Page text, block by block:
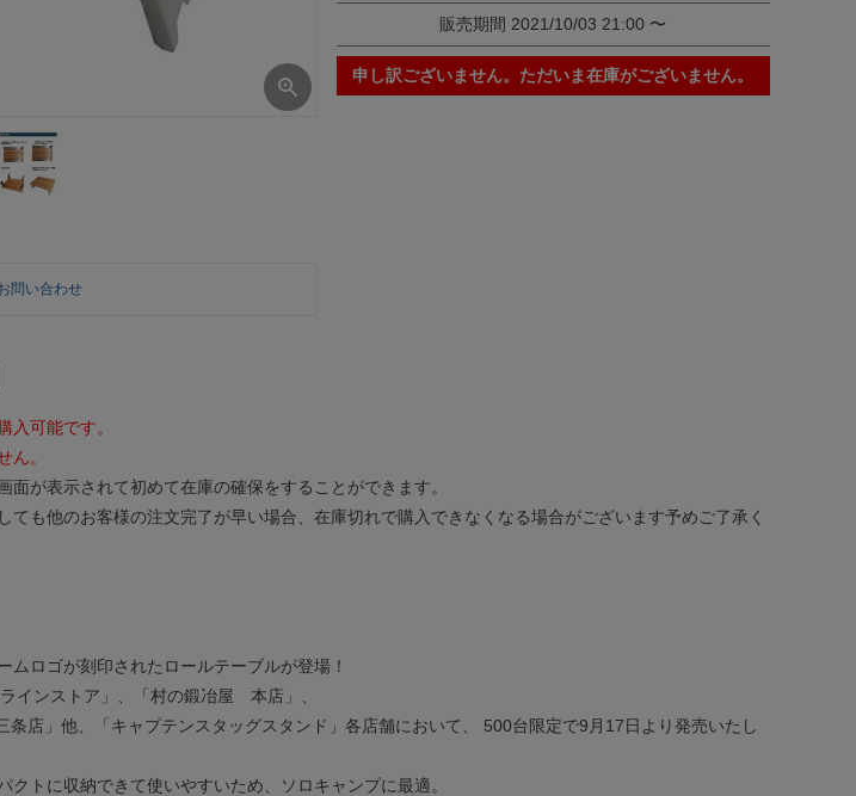
問い合わせ
販売期間 2021/10/03 21:00 〜
申し訳ございません。ただいま在庫がございません。
入可能です。
ん。
が表示されて初めて在庫の確保をすることができます。
も他のお客様の注文完了が早い場合、在庫切れで購入できなくなる場合がございます予めご了承く
ムロゴが刻印されたロールテーブルが登場！
インストア」、「村の鍛冶屋 本店」、
条店」他、「キャプテンスタッグスタンド」各店舗において、 500台限定で9月17日より発売いたし
トに収納できて使いやすいため、ソロキャンプに最適。